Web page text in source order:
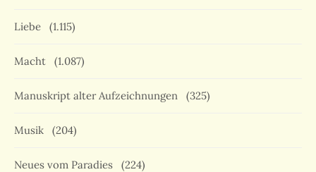
Liebe (1.115)
Macht (1.087)
Manuskript alter Aufzeichnungen (325)
Musik (204)
Neues vom Paradies (224)